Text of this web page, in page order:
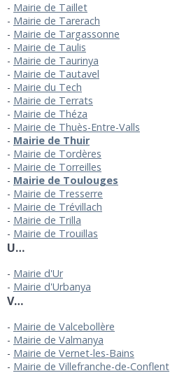
Mairie de Taillet
Mairie de Tarerach
Mairie de Targassonne
Mairie de Taulis
Mairie de Taurinya
Mairie de Tautavel
Mairie du Tech
Mairie de Terrats
Mairie de Théza
Mairie de Thuès-Entre-Valls
Mairie de Thuir
Mairie de Tordères
Mairie de Torreilles
Mairie de Toulouges
Mairie de Tresserre
Mairie de Trévillach
Mairie de Trilla
Mairie de Trouillas
U…
Mairie d'Ur
Mairie d'Urbanya
V…
Mairie de Valcebollère
Mairie de Valmanya
Mairie de Vernet-les-Bains
Mairie de Villefranche-de-Conflent